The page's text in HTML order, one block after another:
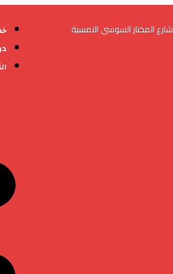
شارع المختار السوسي التمسية